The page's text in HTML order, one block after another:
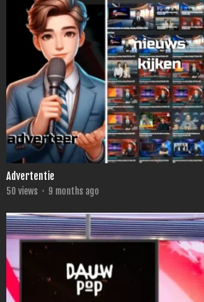
Advertentie
50 views · 9 months ago